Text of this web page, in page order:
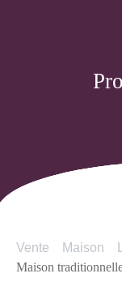
Vente Maison
Maison